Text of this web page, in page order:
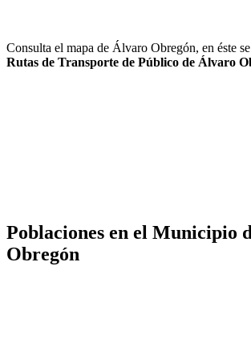
Consulta el mapa de Álvaro Obregón, en éste
Rutas de Transporte de Público de Álvaro
Poblaciones en el Municipio
Obregón